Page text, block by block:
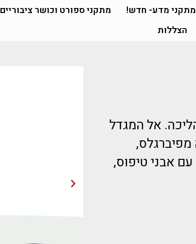
מתקני מדע- חדש! מתקני ספורט וכושר ציבוריים
הצללות
אל המגדל
אבני טיפוס,